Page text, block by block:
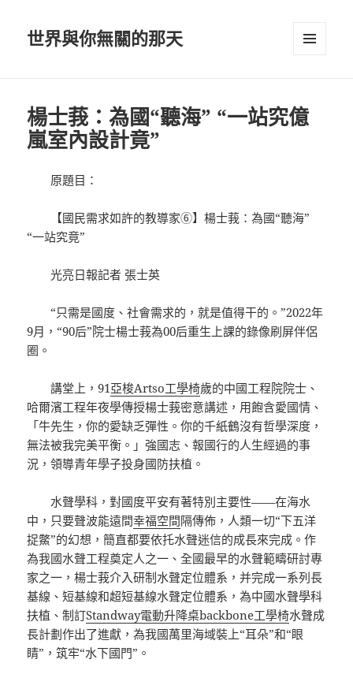
世界與你無關的那天
楊士莪：為國“聽海” “一站究億
嵐室內設計竟”
原題目：
【國民需求如許的教導家⑥】楊士莪：為國“聽海”
“一站究竟”
光亮日報記者 張士英
“只需是國度、社會需求的，就是值得干的。”2022年
9月，“90后”院士楊士莪為00后重生上課的錄像刷屏伴侶
圈。
講堂上，91亞梭Artso工學椅歲的中國工程院院士、
哈爾濱工程年夜學傳授楊士莪密意講述，用飽含愛國情、
「牛先生，你的愛缺乏彈性。你的千紙鶴沒有哲學深度，
無法被我完美平衡。」強國志、報國行的人生經過的事
況，領導青年學子投身國防扶植。
水聲學科，對國度平安有著特別主要性——在海水
中，只要聲波能遠間幸福空間隔傳佈，人類一切“下五洋
捉鱉”的幻想，簡直都要依托水聲迷信的成長來完成。作
為我國水聲工程奠定人之一、全國最早的水聲範疇研討專
家之一，楊士莪介入研制水聲定位體系，并完成一系列長
基線、短基線和超短基線水聲定位體系，為中國水聲學科
扶植、制訂Standway電動升降桌backbone工學椅水聲成
長計劃作出了進獻，為我國萬里海域裝上“耳朵”和“眼
睛”，筑牢“水下國門”。